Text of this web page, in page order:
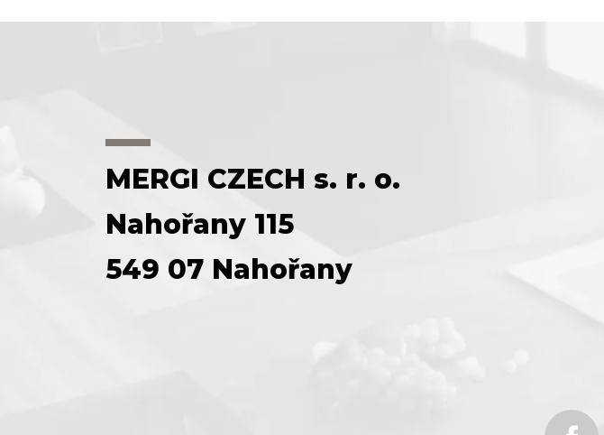
MERGI CZECH s. r. o.
Nahořany 115
549 07 Nahořany